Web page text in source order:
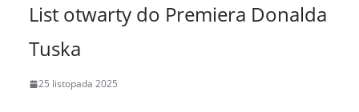
List otwarty do Premiera Donalda
Tuska
25 listopada 2025